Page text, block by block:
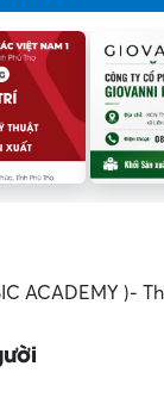
ACADEMY )-